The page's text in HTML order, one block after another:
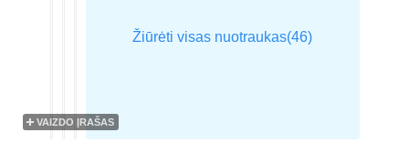
VAIZDO ĮRAŠAS